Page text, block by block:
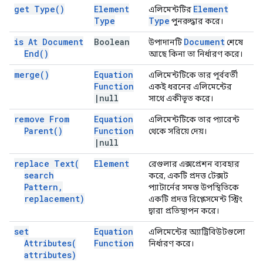
get Type( )
Element
Type
এলিমেন্টটির Element
Type পুনরুদ্ধার করে।
is At Document
End( )
Boolean উপাদানটি Documentশেষে
আছে কিনা তা নির্ধারণ করে।
merge( )
Equation
Function
| null
এলিমেন্টটিকে তার পূর্ববর্তী
একই ধরনের এলিমেন্টের
সাথে একীভূত করে।
remove From
Parent( )
Equation
Function
| null
এলিমেন্টটিকে তার প্যারেন্ট
থেকে সরিয়ে দেয়।
replace Text(
search
Pattern ,
replacement)
Element
রেগুলার এক্সপ্রেশন ব্যবহার
করে, একটি প্রদত্ত টেক্সট
প্যাটার্নের সমস্ত উপস্থিতিকে
একটি প্রদত্ত রিপ্লেসমেন্ট স্ট্রিং
দ্বারা প্রতিস্থাপন করে।
set
Attributes(
attributes)
Equation
Function
এলিমেন্টের অ্যাট্রিবিউটগুলো
নির্ধারণ করে।